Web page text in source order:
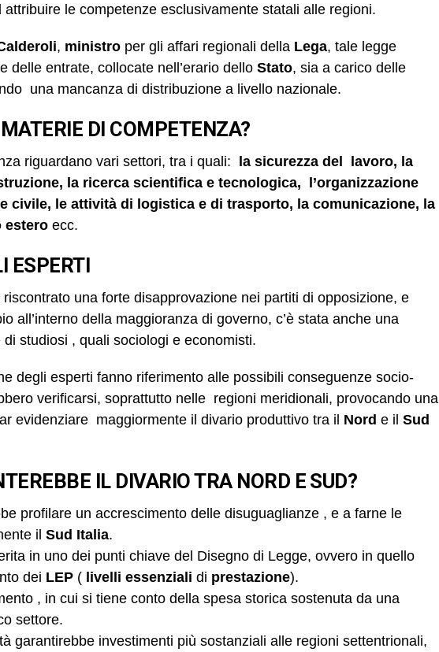
le competenze esclusivamente statali alle regioni.
, ministro per gli affari regionali della Lega, tale legge
delle entrate, collocate nell’erario dello Stato, sia a carico delle
una mancanza di distribuzione a livello nazionale.
DI COMPETENZA?
riguardano vari settori, tra i quali: la sicurezza del lavoro, la
la ricerca scientifica e tecnologica, l’organizzazione
civile, le attività di logistica e di trasporto, la comunicazione, la
estero ecc.
ESPERTI
una forte disapprovazione nei partiti di opposizione, e
all’interno della maggioranza di governo, c’è stata anche una
studiosi , quali sociologi e economisti.
degli esperti fanno riferimento alle possibili conseguenze socio-
verificarsi, soprattutto nelle regioni meridionali, provocando una
evidenziare maggiormente il divario produttivo tra il Nord e il Sud
IL DIVARIO TRA NORD E SUD?
profilare un accrescimento delle disuguaglianze , e a farne le
il Sud Italia.
in uno dei punti chiave del Disegno di Legge, ovvero in quello
dei LEP ( livelli essenziali di prestazione).
, in cui si tiene conto della spesa storica sostenuta da una
settore.
garantirebbe investimenti più sostanziali alle regioni settentrionali,